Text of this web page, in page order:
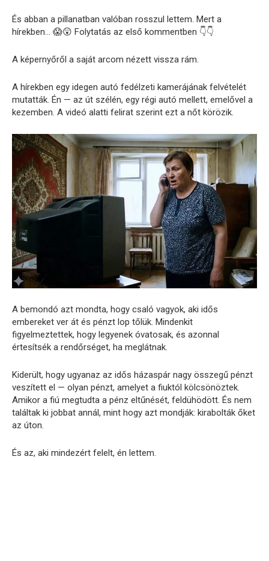
És abban a pillanatban valóban rosszul lettem. Mert a
hírekben… 😱😲 Folytatás az első kommentben 👇👇
A képernyőről a saját arcom nézett vissza rám.
A hírekben egy idegen autó fedélzeti kamerájának felvételét
mutatták. Én — az út szélén, egy régi autó mellett, emelővel a
kezemben. A videó alatti felirat szerint ezt a nőt körözik.
A bemondó azt mondta, hogy csaló vagyok, aki idős
embereket ver át és pénzt lop tőlük. Mindenkit
figyelmeztettek, hogy legyenek óvatosak, és azonnal
értesítsék a rendőrséget, ha meglátnak.
Kiderült, hogy ugyanaz az idős házaspár nagy összegű pénzt
veszített el — olyan pénzt, amelyet a fiuktól kölcsönöztek.
Amikor a fiú megtudta a pénz eltűnését, feldühödött. És nem
találtak ki jobbat annál, mint hogy azt mondják: kirabolták őket
az úton.
És az, aki mindezért felelt, én lettem.